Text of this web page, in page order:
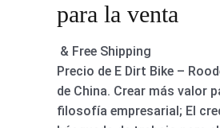
para la venta
& Free Shipping
Precio de E Dirt Bike –
de China. Crear más valor
filosofía empresarial; El